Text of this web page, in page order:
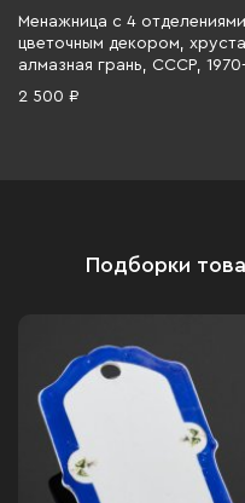
Менажница с 4
цветочным декором,
алмазная грань, СССР, 1970-
1990 гг.
2 500 ₽
Подборки